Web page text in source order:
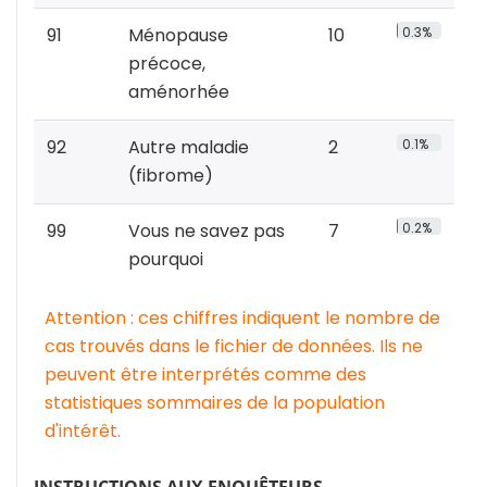
91
Ménopause
précoce,
aménorhée
10 0.3%
92
Autre maladie
(fibrome)
2 0.1%
99
Vous ne savez pas
pourquoi
7 0.2%
Attention : ces chiffres indiquent le nombre de
cas trouvés dans le fichier de données. Ils ne
peuvent être interprétés comme des
statistiques sommaires de la population
d'intérêt.